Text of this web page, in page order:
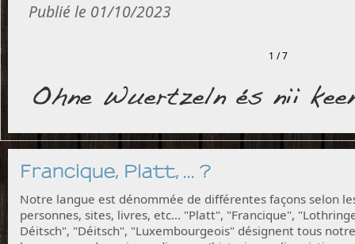
Publié le 01/10/2023
1 / 7
Francique, Platt, ... ?
Notre langue est dénommée de différentes façons selon
personnes, sites, livres, etc... "Platt", "Francique",
Déitsch", "Déitsch", "Luxembourgeois" désignent tous notre